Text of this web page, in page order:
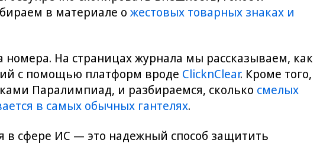
в материале о жестовых товарных знаках и
На страницах журнала мы рассказываем, как
с помощью платформ вроде ClicknClear. Кроме того,
Паралимпиад, и разбираемся, сколько смелых
в самых обычных гантелях.
в сфере ИС — это надежный способ защитить